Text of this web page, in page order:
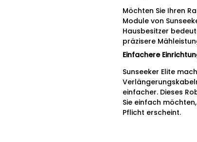
Möchten Sie Ihren
Module von
Hausbesitzer
präzisere
Einfachere
Sunseeker Elite
einfacher. Dieses
Sie einfach
Pflicht erscheint.